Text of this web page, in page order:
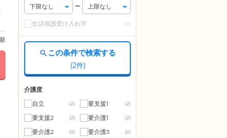
〜
生活保護受け入れ可 (0)
この条件で検索する
(2件)
介護度
自立
(2) 要支援1 (2)
要支援2 (2) 要介護1 (2)
要介護2 (2) 要介護3 (2)